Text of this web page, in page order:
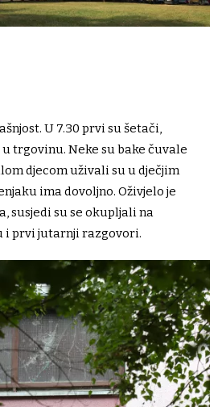
U 7.30 prvi su šetači,
trgovinu. Neke su bake čuvale
djecom uživali su u dječjim
ima dovoljno. Oživjelo je
susjedi su se okupljali na
i prvi jutarnji razgovori.